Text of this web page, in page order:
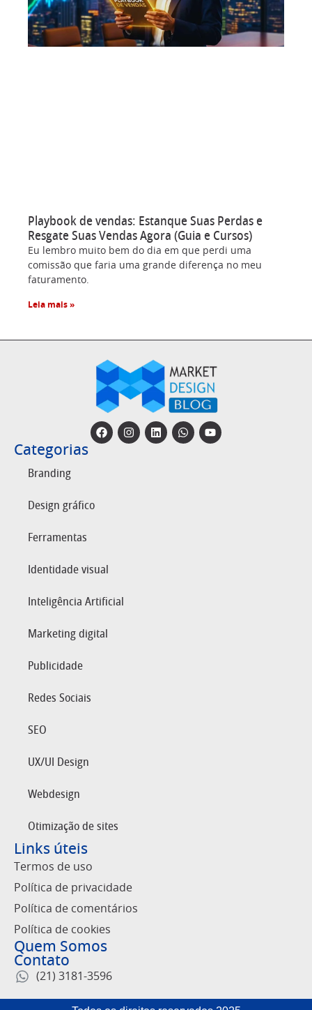
Playbook de vendas: Estanque Suas Perdas e
Resgate Suas Vendas Agora (Guia e Cursos)
Eu lembro muito bem do dia em que perdi uma
comissão que faria uma grande diferença no meu
faturamento.
Leia mais »
Categorias
Branding
Design gráfico
Ferramentas
Identidade visual
Inteligência Artificial
Marketing digital
Publicidade
Redes Sociais
SEO
UX/UI Design
Webdesign
Otimização de sites
Links úteis
Termos de uso
Política de privacidade
Política de comentários
Política de cookies
Quem Somos
Contato
(21) 3181-3596